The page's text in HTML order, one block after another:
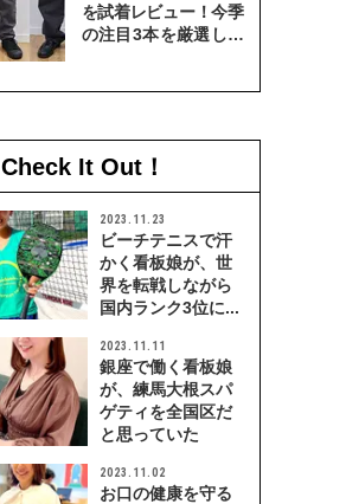
を試着レビュー！今季
の注目3本を厳選して
Check It Out！
2023.11.23
ビーチテニスで汗
かく看板娘が、世
界を転戦しながら
国内ランク3位に...
2023.11.11
銀座で働く看板娘
が、練馬大根スパ
ゲティを全国区だ
と思っていた
2023.11.02
お口の健康を守る